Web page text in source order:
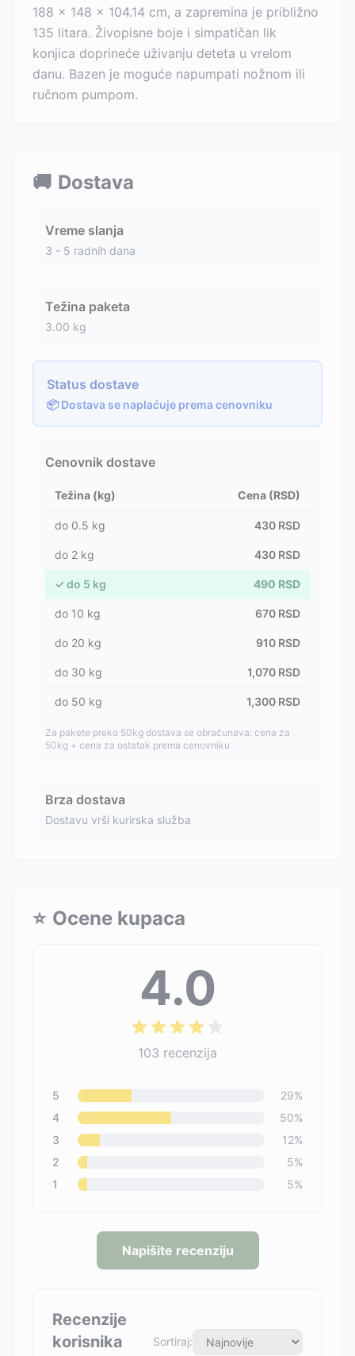
188 x 148 x 104.14 cm, a zapremina je približno
135 litara. Živopisne boje i simpatičan lik
konjica doprineće uživanju deteta u vrelom
danu. Bazen je moguće napumpati nožnom ili
ručnom pumpom.
🚚 Dostava
Vreme slanja
3 - 5 radnih dana
Težina paketa
3.00 kg
Status dostave
📦 Dostava se naplaćuje prema cenovniku
Cenovnik dostave
Težina (kg) Cena (RSD)
do 0.5 kg 430 RSD
do 2 kg 430 RSD
✓ do 5 kg 490 RSD
do 10 kg 670 RSD
do 20 kg 910 RSD
do 30 kg 1,070 RSD
do 50 kg 1,300 RSD
Za pakete preko 50kg dostava se obračunava: cena za
50kg + cena za ostatak prema cenovniku
Brza dostava
Dostavu vrši kurirska služba
⭐ Ocene kupaca
4.0
103 recenzija
5 29%
4
50%
3
12%
2
5%
1
5%
Napišite recenziju
Recenzije
korisnika
Sortiraj: